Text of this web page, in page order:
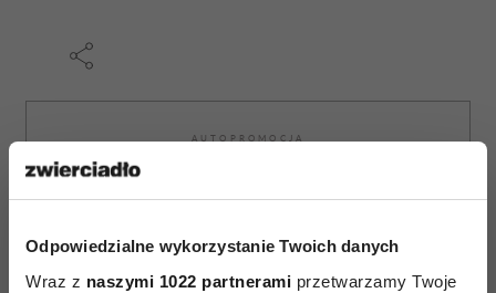
Odpowiedzialne wykorzystanie Twoich danych
Wraz z naszymi 1022 partnerami przetwarzamy Twoje
AUTOPROMOCJA